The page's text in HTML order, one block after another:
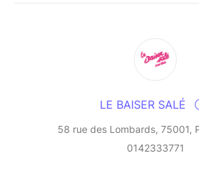
colorful and spicy ingredients
artists Christophe on piano and
mandolin and cello, Anthony on
drums, Etienne promises us a
soothing, gentle and enveloping,
comforting sounds, taking us away
thundering, frenetic urban bustle
concert, to explore beyond.
LE BAISER SALÉ
58 rue des Lombards, 75001,
0142333771